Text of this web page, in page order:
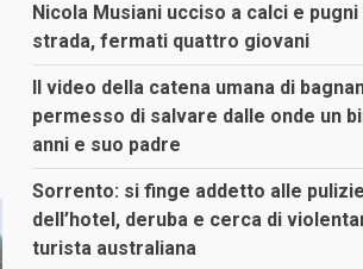
Nicola Musiani ucciso a calci e pugni
strada, fermati quattro giovani
Il video della catena umana di
permesso di salvare dalle onde un
anni e suo padre
Sorrento: si finge addetto alle pulizie
dell’hotel, deruba e cerca di
turista australiana